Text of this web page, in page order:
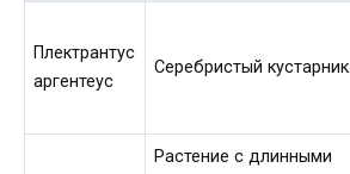
Плектрантус
аргентеус
Серебристый кустарник
Растение с длинными